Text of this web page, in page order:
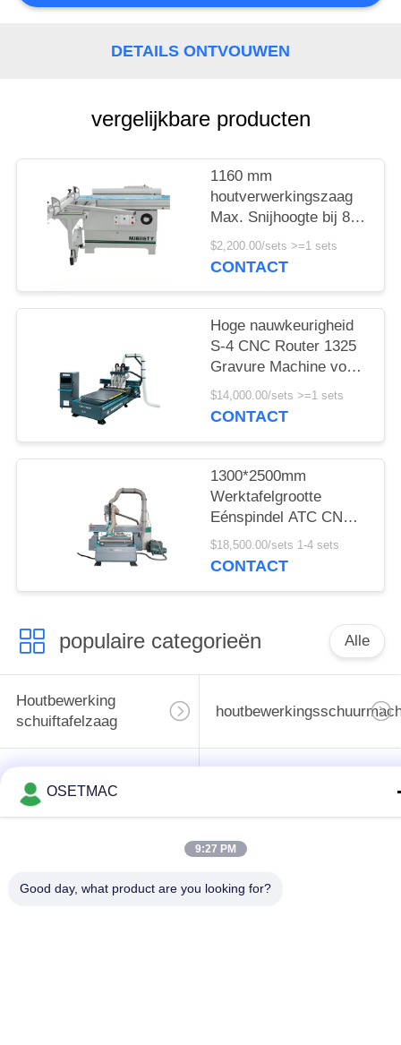
VERZOEK
OM EEN
SITEMAP
PRIVACY
POLICY
DETAILS ONTVOUWEN
vergelijkbare producten
1160 mm
houtverwerkingszaag
Max. Snijhoogte bij 80
mm voor een hoge
productiviteit
$2,200.00/sets >=1 sets
CONTACT
Hoge nauwkeurigheid
S-4 CNC Router 1325
Gravure Machine voor
3050*2000*1600mm
Werkgebied
$14,000.00/sets >=1 sets
CONTACT
1300*2500mm
Werktafelgrootte
Eénspindel ATC CNC-
router voor houtwerk
nestlijn
$18,500.00/sets 1-4 sets
CONTACT
populaire categorieën Alle
Houtbewerking
schuiftafelzaag
het verbinden
machine
Sander
Houten Stoftrekker
OSETMAC
9:27 PM
Good day, what product are you looking for?